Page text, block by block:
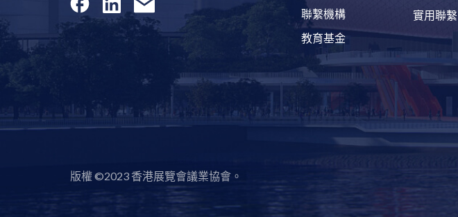
聯繫機構
教育基金
實用聯繫
版權 ©2023 香港展覽會議業協會。